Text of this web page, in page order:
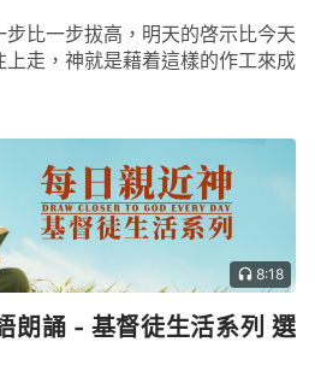
比一步拔高，明天的啓示比今天
走，神就是藉着這樣的作工來成
8:18
朗誦 - 基督徒生活系列 選